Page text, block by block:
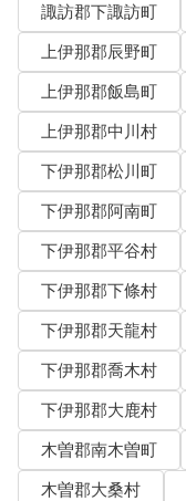
諏訪郡下諏訪町
上伊那郡辰野町
上伊那郡飯島町
上伊那郡中川村
下伊那郡松川町
下伊那郡阿南町
下伊那郡平谷村
下伊那郡下條村
下伊那郡天龍村
下伊那郡喬木村
下伊那郡大鹿村
木曽郡南木曽町
木曽郡大桑村